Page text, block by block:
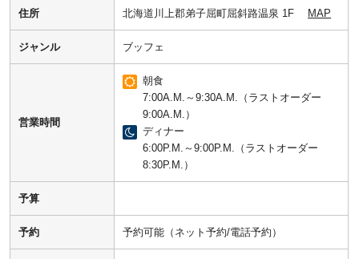
住所 北海道川上郡弟子屈町屈斜路温泉 1F MAP
ジャンル ブッフェ
営業時間
朝食
7:00A.M.～9:30A.M.（ラストオーダー
9:00A.M.）
ディナー
6:00P.M.～9:00P.M.（ラストオーダー
8:30P.M.）
予算
予約 予約可能（ネット予約/電話予約）